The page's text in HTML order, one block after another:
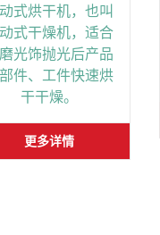
式烘干机，也叫
式干燥机，适合
光饰抛光后产品
件、工件快速烘
干干燥。
更多详情